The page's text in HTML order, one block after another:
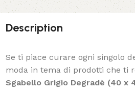
Description
Se ti piace curare ogni singolo
moda in tema di prodotti che ti
Sgabello Grigio Degradè (40 x